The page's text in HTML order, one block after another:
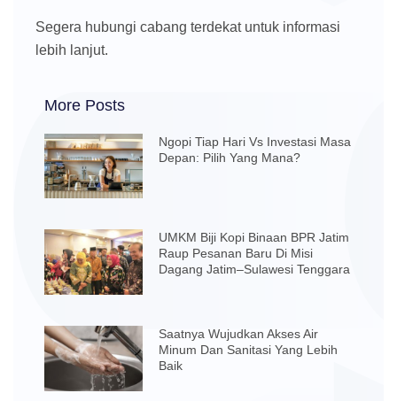
Segera hubungi cabang terdekat untuk informasi
lebih lanjut.
More Posts
Ngopi Tiap Hari Vs Investasi Masa
Depan: Pilih Yang Mana?
UMKM Biji Kopi Binaan BPR Jatim
Raup Pesanan Baru Di Misi
Dagang Jatim–Sulawesi Tenggara
Saatnya Wujudkan Akses Air
Minum Dan Sanitasi Yang Lebih
Baik